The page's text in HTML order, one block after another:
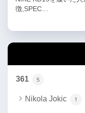
徴,SPEC…
361 5
Nikola Jokic 1